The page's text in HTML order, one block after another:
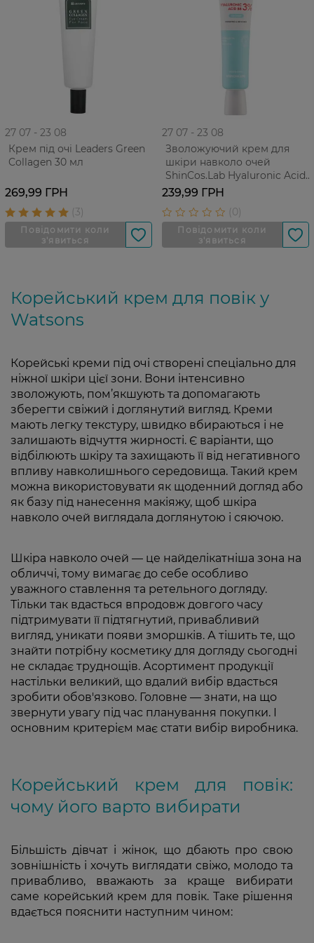
27 07 - 23 08
Крем під очі Leaders Green
Collagen 30 мл
269,99 ГРН
27 07 - 23 08
Зволожуючий крем для
шкіри навколо очей
ShinCos.Lab Hyaluronic Acid
B5 3% Eye Cream 30 мл
239,99 ГРН
Корейський крем для повік у
Watsons
Корейські креми під очі створені спеціально для
ніжної шкіри цієї зони. Вони інтенсивно
зволожують, пом’якшують та допомагають
зберегти свіжий і доглянутий вигляд. Креми
мають легку текстуру, швидко вбираються і не
залишають відчуття жирності. Є варіанти, що
відбілюють шкіру та захищають її від негативного
впливу навколишнього середовища. Такий крем
можна використовувати як щоденний догляд або
як базу під нанесення макіяжу, щоб шкіра
навколо очей виглядала доглянутою і сяючою.
Шкіра навколо очей — це найделікатніша зона на
обличчі, тому вимагає до себе особливо
уважного ставлення та ретельного догляду.
Тільки так вдасться впродовж довгого часу
підтримувати її підтягнутий, привабливий
вигляд, уникати появи зморшків. А тішить те, що
знайти потрібну косметику для догляду сьогодні
не складає труднощів. Асортимент продукції
настільки великий, що вдалий вибір вдасться
зробити обов'язково. Головне — знати, на що
звернути увагу під час планування покупки. І
основним критерієм має стати вибір виробника.
Корейський крем для повік:
чому його варто вибирати
Більшість дівчат і жінок, що дбають про свою
зовнішність і хочуть виглядати свіжо, молодо та
привабливо, вважають за краще вибирати
саме корейський крем для повік. Таке рішення
вдається пояснити наступним чином: